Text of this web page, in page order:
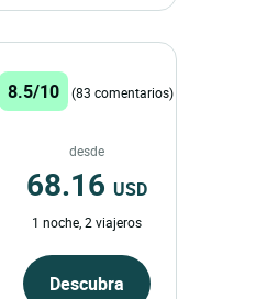
8.5/10 (83 comentarios)
desde
68.16 USD
1 noche, 2 viajeros
Descubra